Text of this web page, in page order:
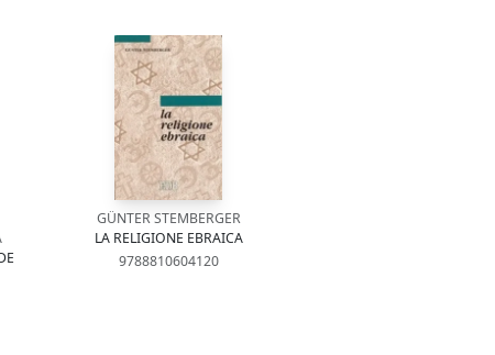
GÜNTER STEMBERGER
LA RELIGIONE EBRAICA
9788810604120